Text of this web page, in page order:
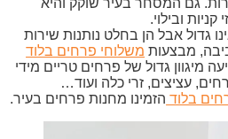
גם המסחר בעיר שוקק והיא
ובילוי.
גדול אבל הן בחלט נותנות שירות
מבצעות משלוחי פרחים בלוד
מיגוון גדול של פרחים טריים מידי
עציצים, זרי כלה ועוד…
בלוד הזמינו מחנות פרחים בעיר.